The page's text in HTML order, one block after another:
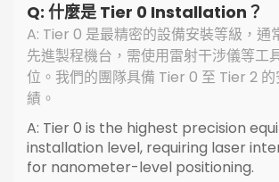
Q: 什麼是 Tier 0 Installation？
A: Tier 0 是最精密的設備安裝等級，通
先進製程機台，需使用雷射干涉儀等工
位。我們的團隊具備 Tier 0 至 Tier 2
績。
A: Tier 0 is the highest precision
installation level, requiring laser
for nanometer-level positioning.